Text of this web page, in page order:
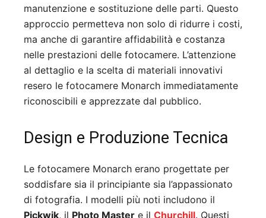
manutenzione e sostituzione delle parti. Questo
approccio permetteva non solo di ridurre i costi,
ma anche di garantire affidabilità e costanza
nelle prestazioni delle fotocamere. L’attenzione
al dettaglio e la scelta di materiali innovativi
resero le fotocamere Monarch immediatamente
riconoscibili e apprezzate dal pubblico.
Design e Produzione Tecnica
Le fotocamere Monarch erano progettate per
soddisfare sia il principiante sia l’appassionato
di fotografia. I modelli più noti includono il
Pickwik, il Photo Master e il Churchill. Questi